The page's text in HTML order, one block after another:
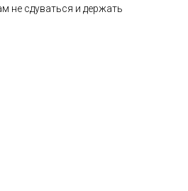
не сдуваться и держать